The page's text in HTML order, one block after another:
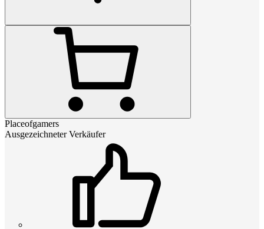
Placeofgamers
Ausgezeichneter Verkäufer